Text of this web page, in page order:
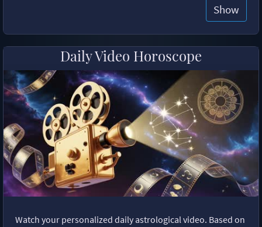
Show
Daily Video Horoscope
Watch your personalized daily astrological video. Based on